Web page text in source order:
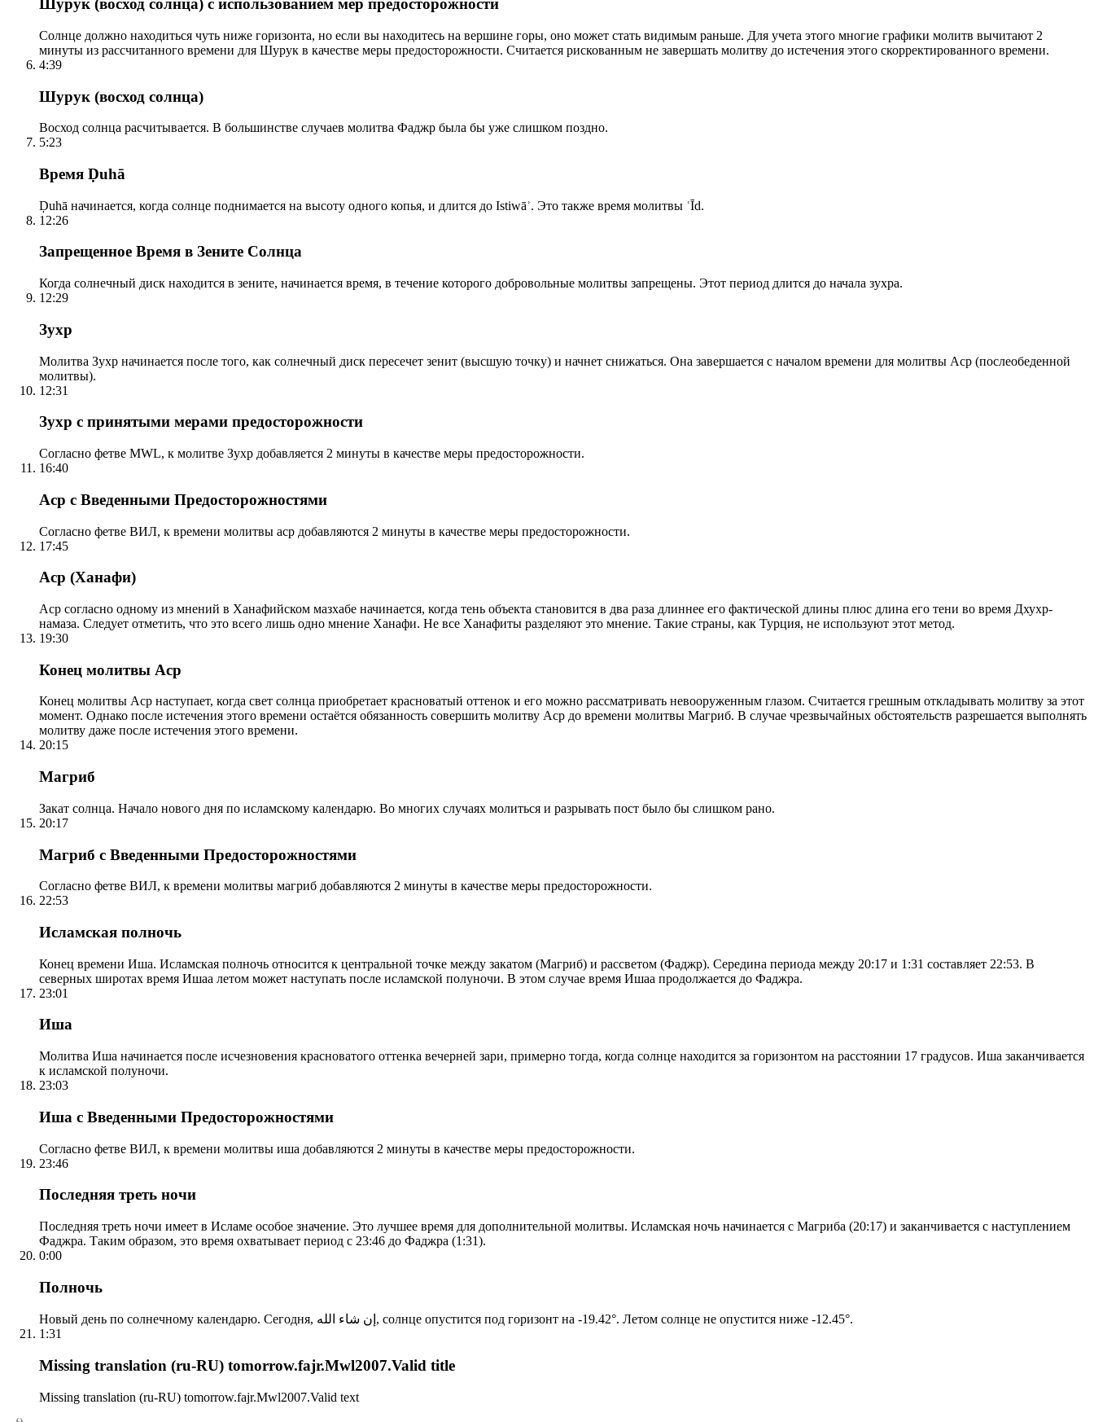
Шурук (восход солнца) с использованием мер предосторожности
Солнце должно находиться чуть ниже горизонта, но если вы находитесь на вершине горы, оно может стать видимым раньше. Для учета этого многие графики молитв вычитают 2
минуты из рассчитанного времени для Шурук в качестве меры предосторожности. Считается рискованным не завершать молитву до истечения этого скорректированного времени.
4:39
Шурук (восход солнца)
Восход солнца расчитывается. В большинстве случаев молитва Фаджр была бы уже слишком поздно.
5:23
Время Ḍuhā
Ḍuhā начинается, когда солнце поднимается на высоту одного копья, и длится до Istiwāʾ. Это также время молитвы ʿĪd.
12:26
Запрещенное Время в Зените Солнца
Когда солнечный диск находится в зените, начинается время, в течение которого добровольные молитвы запрещены. Этот период длится до начала зухра.
12:29
Зухр
Молитва Зухр начинается после того, как солнечный диск пересечет зенит (высшую точку) и начнет снижаться. Она завершается с началом времени для молитвы Аср (послеобеденной
молитвы).
12:31
Зухр с принятыми мерами предосторожности
Согласно фетве MWL, к молитве Зухр добавляется 2 минуты в качестве меры предосторожности.
16:40
Аср с Введенными Предосторожностями
Согласно фетве ВИЛ, к времени молитвы аср добавляются 2 минуты в качестве меры предосторожности.
17:45
Аср (Ханафи)
Аср согласно одному из мнений в Ханафийском мазхабе начинается, когда тень объекта становится в два раза длиннее его фактической длины плюс длина его тени во время Дхухр-
намаза. Следует отметить, что это всего лишь одно мнение Ханафи. Не все Ханафиты разделяют это мнение. Такие страны, как Турция, не используют этот метод.
19:30
Конец молитвы Аср
Конец молитвы Аср наступает, когда свет солнца приобретает красноватый оттенок и его можно рассматривать невооруженным глазом. Считается грешным откладывать молитву за этот
момент. Однако после истечения этого времени остаётся обязанность совершить молитву Аср до времени молитвы Магриб. В случае чрезвычайных обстоятельств разрешается выполнять
молитву даже после истечения этого времени.
20:15
Магриб
Закат солнца. Начало нового дня по исламскому календарю. Во многих случаях молиться и разрывать пост было бы слишком рано.
20:17
Магриб с Введенными Предосторожностями
Согласно фетве ВИЛ, к времени молитвы магриб добавляются 2 минуты в качестве меры предосторожности.
22:53
Исламская полночь
Конец времени Иша. Исламская полночь относится к центральной точке между закатом (Магриб) и рассветом (Фаджр). Середина периода между 20:17 и 1:31 составляет 22:53. В
северных широтах время Ишаа летом может наступать после исламской полуночи. В этом случае время Ишаа продолжается до Фаджра.
23:01
Иша
Молитва Иша начинается после исчезновения красноватого оттенка вечерней зари, примерно тогда, когда солнце находится за горизонтом на расстоянии 17 градусов. Иша заканчивается
к исламской полуночи.
23:03
Иша с Введенными Предосторожностями
Согласно фетве ВИЛ, к времени молитвы иша добавляются 2 минуты в качестве меры предосторожности.
23:46
Последняя треть ночи
Последняя треть ночи имеет в Исламе особое значение. Это лучшее время для дополнительной молитвы. Исламская ночь начинается с Магриба (20:17) и заканчивается с наступлением
Фаджра. Таким образом, это время охватывает период с 23:46 до Фаджра (1:31).
0:00
Полночь
Новый день по солнечному календарю. Сегодня, إن شاء الله, солнце опустится под горизонт на -19.42°. Летом солнце не опустится ниже -12.45°.
1:31
Missing translation (ru-RU) tomorrow.fajr.Mwl2007.Valid title
Missing translation (ru-RU) tomorrow.fajr.Mwl2007.Valid text